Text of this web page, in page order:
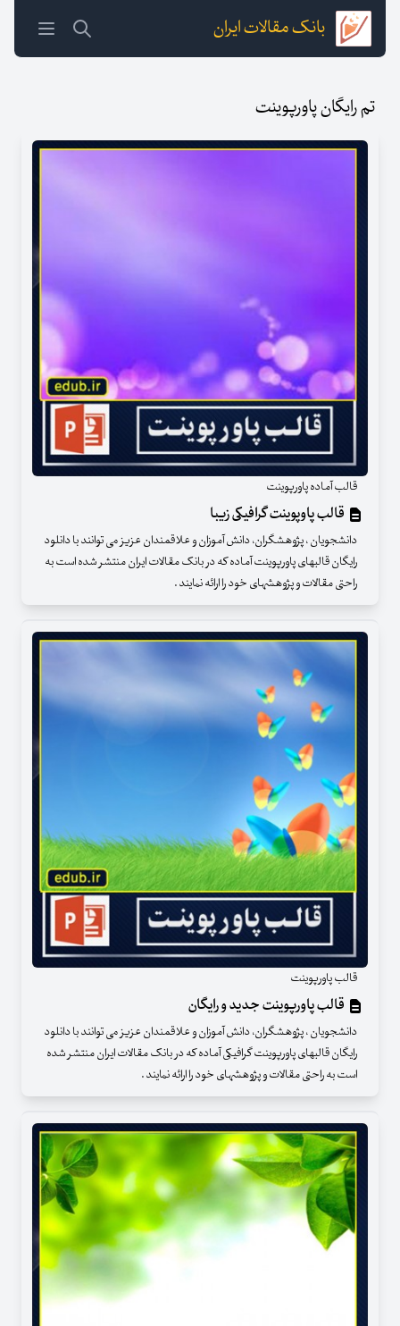
بانک مقالات ایران
تم رایگان پاورپوینت
قالب آماده پاورپوینت
قالب پاوپوینت گرافیکی زیبا
دانشجویان ، پژوهشگران، دانش آموزان و علاقمندان عزیز می توانند با دانلود
رایگان قالبهای پاورپوینت آماده که در بانک مقالات ایران منتشر شده است به
راحتی مقالات و پژوهشهای خود را ارائه نمایند .
قالب پاورپوینت
قالب پاورپوینت جدید و رایگان
دانشجویان ، پژوهشگران، دانش آموزان و علاقمندان عزیز می توانند با دانلود
رایگان قالبهای پاورپوینت گرافیکی آماده که در بانک مقالات ایران منتشر شده
است به راحتی مقالات و پژوهشهای خود را ارائه نمایند .